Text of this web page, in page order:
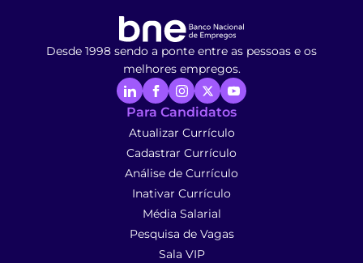
Desde 1998 sendo a ponte entre as pessoas e os
melhores empregos.
Para Candidatos
Atualizar Currículo
Cadastrar Currículo
Análise de Currículo
Inativar Currículo
Média Salarial
Pesquisa de Vagas
Sala VIP